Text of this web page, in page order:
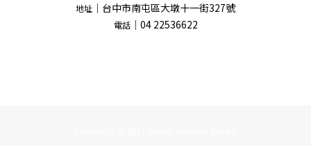
地址 ｜台中市南屯區大墩十一街327號
電話｜04 22536622